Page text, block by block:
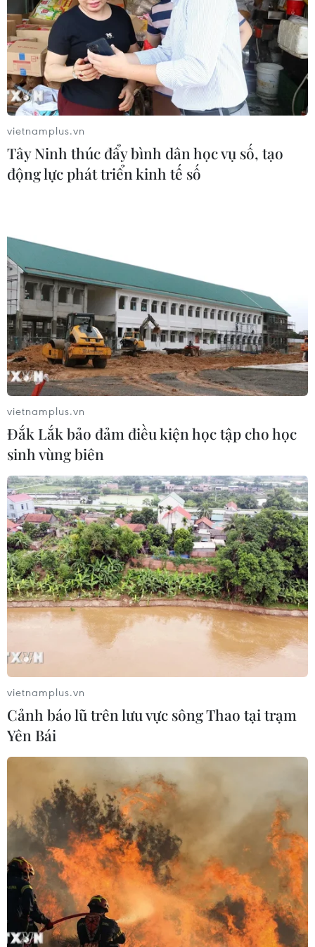
đã mặc chiếc áo đấu chế tạo từ rác.
HLV Carlo Ancelotti đã biết dùng
Lewandowski-Thomas Mueller?
04/12/2016 02:09
Bayern đã chiến thắng Mainz 3-1 một cách thuyết phục,
trận đấu mà Robert Lewandowski và Thomas Mueller đã
thi đấu ấn tượng khi chơi ở vị trí thích hợp. Carlo
Ancelotti đã biết dùng cặp đôi này?
Thomas Mueller mất tiền vì đã giải "cơn
khát bàn thắng"
11/12/2016 01:28
Thomas Mueller đã giải "cơn khát bàn thắng" bằng pha
lập công vào lưới Wolfsburg trong chiến thắng 5-0 của
Bayern Munich ở vòng 14 Bundesliga.
vietnamplus.vn
Tây Ninh thúc đẩy bình dân học vụ số, tạo
động lực phát triển kinh tế số
vietnamplus.vn
Đắk Lắk bảo đảm điều kiện học tập cho học
sinh vùng biên
vietnamplus.vn
Cảnh báo lũ trên lưu vực sông Thao tại trạm
Yên Bái